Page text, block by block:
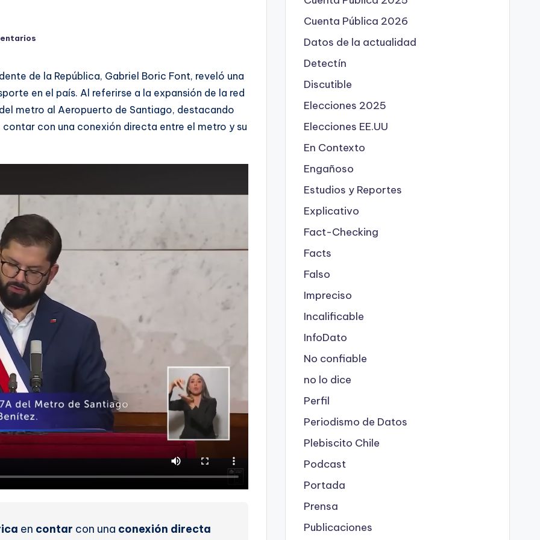
de la República, Gabriel Boric Font, reveló una
en el país. Al referirse a la expansión de la red
metro al Aeropuerto de Santiago, destacando
con una conexión directa entre el metro y su
en contar con una conexión directa
Cuenta Pública 2026
Datos de la actualidad
Detectín
Discutible
Elecciones 2025
Elecciones EE.UU
En Contexto
Engañoso
Estudios y Reportes
Explicativo
Fact-Checking
Facts
Falso
Impreciso
Incalificable
InfoDato
No confiable
no lo dice
Perfil
Periodismo de Datos
Plebiscito Chile
Podcast
Portada
Prensa
Publicaciones